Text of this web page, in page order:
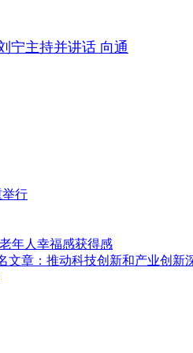
宁主持并讲话 向通
举行
年人幸福感获得感
文章：推动科技创新和产业创